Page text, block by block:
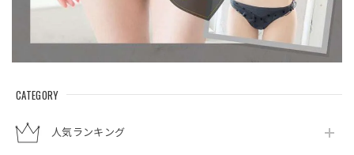
CATEGORY
人気ランキング